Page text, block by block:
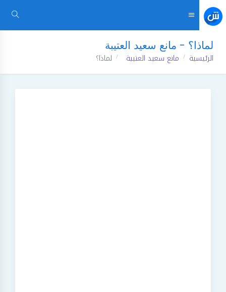
لماذا؟ - مانع سعيد العتيبة
الرئيسية مانع سعيد العتيبة لماذا؟